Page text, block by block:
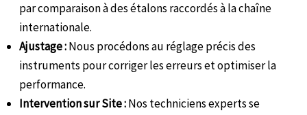
par comparaison à des étalons raccordés à la chaîne
internationale.
Ajustage :Nous procédons au réglage précis des
instruments pour corriger les erreurs et optimiser la
performance.
Intervention sur Site :Nos techniciens experts se